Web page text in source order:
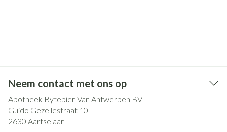
Neem contact met ons op
Apotheek Bytebier-Van Antwerpen BV
Guido Gezellestraat 10
2630 Aartselaar